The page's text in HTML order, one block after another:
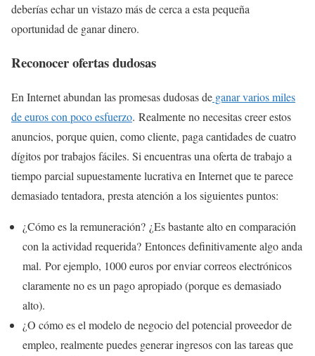
deberías echar un vistazo más de cerca a esta pequeña
oportunidad de ganar dinero.
Reconocer ofertas dudosas
En Internet abundan las promesas dudosas de ganar varios miles
de euros con poco esfuerzo. Realmente no necesitas creer estos
anuncios, porque quien, como cliente, paga cantidades de cuatro
dígitos por trabajos fáciles. Si encuentras una oferta de trabajo a
tiempo parcial supuestamente lucrativa en Internet que te parece
demasiado tentadora, presta atención a los siguientes puntos:
¿Cómo es la remuneración? ¿Es bastante alto en comparación
con la actividad requerida? Entonces definitivamente algo anda
mal. Por ejemplo, 1000 euros por enviar correos electrónicos
claramente no es un pago apropiado (porque es demasiado
alto).
¿O cómo es el modelo de negocio del potencial proveedor de
empleo, realmente puedes generar ingresos con las tareas que